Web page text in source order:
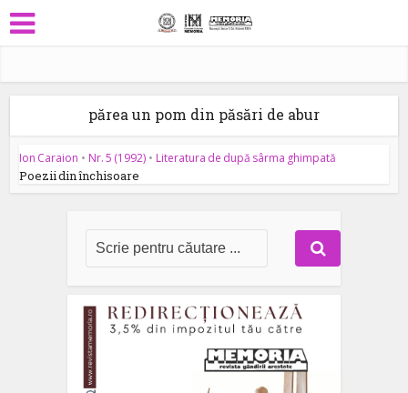
părea un pom din păsări de abur
Ion Caraion • Nr. 5 (1992) • Literatura de după sârma ghimpată
Poezii din închisoare